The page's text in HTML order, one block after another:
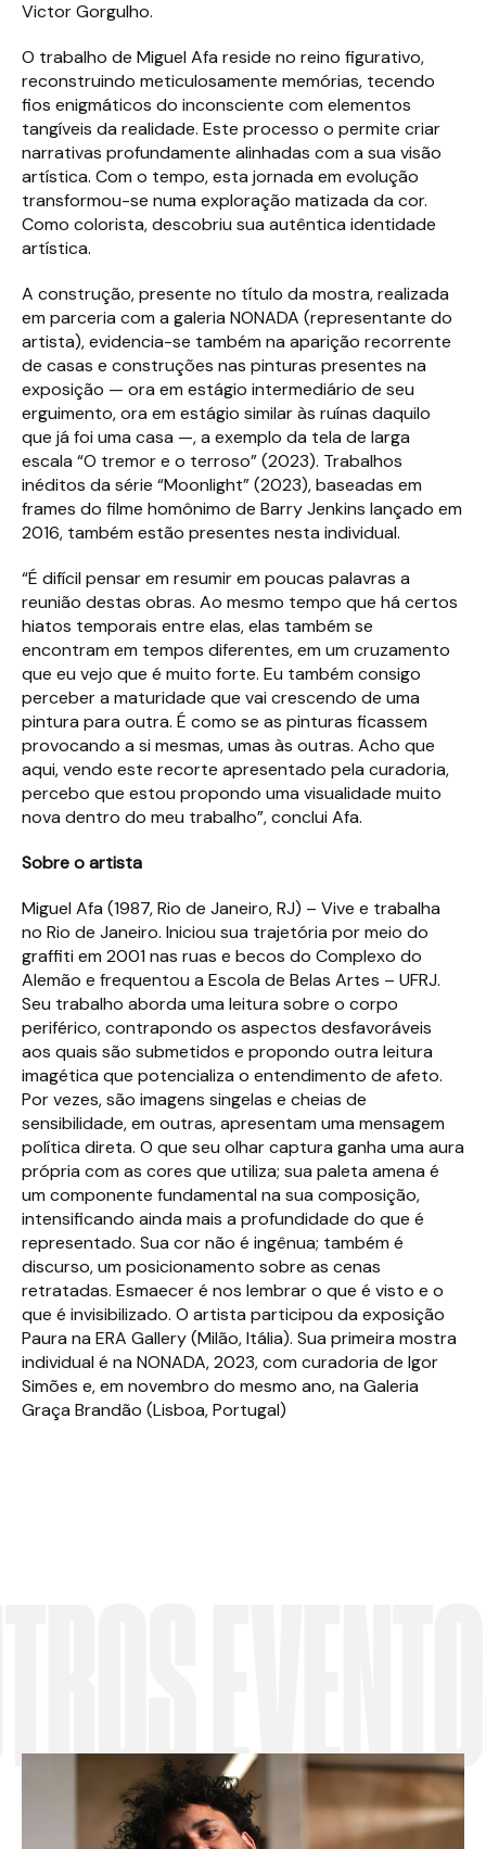
Victor Gorgulho.
O trabalho de Miguel Afa reside no reino figurativo,
reconstruindo meticulosamente memórias, tecendo
fios enigmáticos do inconsciente com elementos
tangíveis da realidade. Este processo o permite criar
narrativas profundamente alinhadas com a sua visão
artística. Com o tempo, esta jornada em evolução
transformou-se numa exploração matizada da cor.
Como colorista, descobriu sua autêntica identidade
artística.
A construção, presente no título da mostra, realizada
em parceria com a galeria NONADA (representante do
artista), evidencia-se também na aparição recorrente
de casas e construções nas pinturas presentes na
exposição — ora em estágio intermediário de seu
erguimento, ora em estágio similar às ruínas daquilo
que já foi uma casa —, a exemplo da tela de larga
escala “O tremor e o terroso” (2023). Trabalhos
inéditos da série “Moonlight” (2023), baseadas em
frames do filme homônimo de Barry Jenkins lançado em
2016, também estão presentes nesta individual.
“É difícil pensar em resumir em poucas palavras a
reunião destas obras. Ao mesmo tempo que há certos
hiatos temporais entre elas, elas também se
encontram em tempos diferentes, em um cruzamento
que eu vejo que é muito forte. Eu também consigo
perceber a maturidade que vai crescendo de uma
pintura para outra. É como se as pinturas ficassem
provocando a si mesmas, umas às outras. Acho que
aqui, vendo este recorte apresentado pela curadoria,
percebo que estou propondo uma visualidade muito
nova dentro do meu trabalho”, conclui Afa.
Sobre o artista
Miguel Afa (1987, Rio de Janeiro, RJ) – Vive e trabalha
no Rio de Janeiro. Iniciou sua trajetória por meio do
graffiti em 2001 nas ruas e becos do Complexo do
Alemão e frequentou a Escola de Belas Artes – UFRJ.
Seu trabalho aborda uma leitura sobre o corpo
periférico, contrapondo os aspectos desfavoráveis
aos quais são submetidos e propondo outra leitura
imagética que potencializa o entendimento de afeto.
Por vezes, são imagens singelas e cheias de
sensibilidade, em outras, apresentam uma mensagem
política direta. O que seu olhar captura ganha uma aura
própria com as cores que utiliza; sua paleta amena é
um componente fundamental na sua composição,
intensificando ainda mais a profundidade do que é
representado. Sua cor não é ingênua; também é
discurso, um posicionamento sobre as cenas
retratadas. Esmaecer é nos lembrar o que é visto e o
que é invisibilizado. O artista participou da exposição
Paura na ERA Gallery (Milão, Itália). Sua primeira mostra
individual é na NONADA, 2023, com curadoria de Igor
Simões e, em novembro do mesmo ano, na Galeria
Graça Brandão (Lisboa, Portugal)
EVENTOS